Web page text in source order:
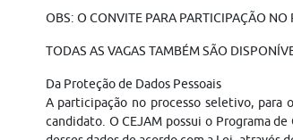
OBS: O CONVITE PARA PARTICIPAÇÃO NO
TODAS AS VAGAS TAMBÉM SÃO
Da Proteção de Dados Pessoais
A participação no processo seletivo, para
candidato. O CEJAM possui o Programa